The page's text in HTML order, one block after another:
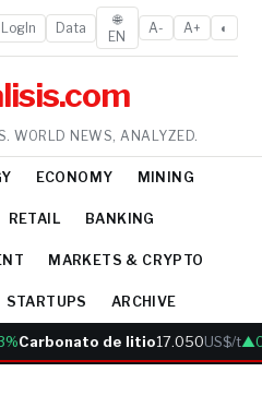
LogIn Data
🌐
EN
A- A+ ◐
WORLD NEWS, ANALYZED.
ECONOMY MINING
RETAIL BANKING
MARKETS & CRYPTO
STARTUPS ARCHIVE
Carbonato de litio17.050US$/t